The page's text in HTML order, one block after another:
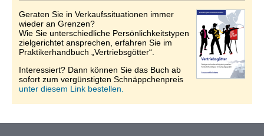
Geraten Sie in Verkaufssituationen immer
wieder an Grenzen?
Wie Sie unterschiedliche Persönlichkeitstypen
zielgerichtet ansprechen, erfahren Sie im
Praktikerhandbuch „Vertriebsgötter“.
Interessiert? Dann können Sie das Buch ab
sofort zum vergünstigten Schnäppchenpreis
unter diesem Link bestellen.